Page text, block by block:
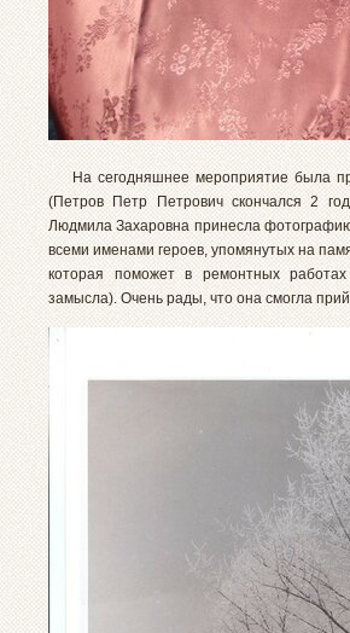
На сегодняшнее мероприятие была
(Петров Петр Петрович скончался 2
Людмила Захаровна принесла
всеми именами героев, упомянутых на
которая поможет в ремонтных
замысла). Очень рады, что она смогла